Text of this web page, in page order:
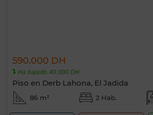
590.000 DH
Ha bajado 40.000 DH
Piso en Derb Lahona, El Jadida
86 m² 2 Hab.